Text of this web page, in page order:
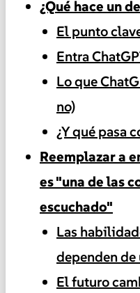
¿Qué hace un
El punto
Entra
Lo que
no)
¿Y qué pasa
Reemplazar a
es "una de las
escuchado"
Las
dependen
El futuro